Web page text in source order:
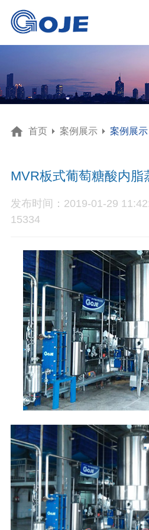
首页 案例展示 案例展示
MVR板式葡萄糖酸内脂
发布时间：2019-01-29
15334